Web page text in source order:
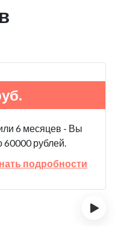
6 месяцев - Вы
60000 рублей.
подробности
›